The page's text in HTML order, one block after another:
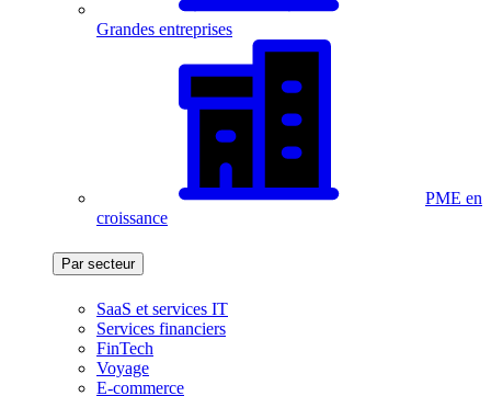
Grandes entreprises
PME en
croissance
Par secteur
SaaS et services IT
Services financiers
FinTech
Voyage
E-commerce